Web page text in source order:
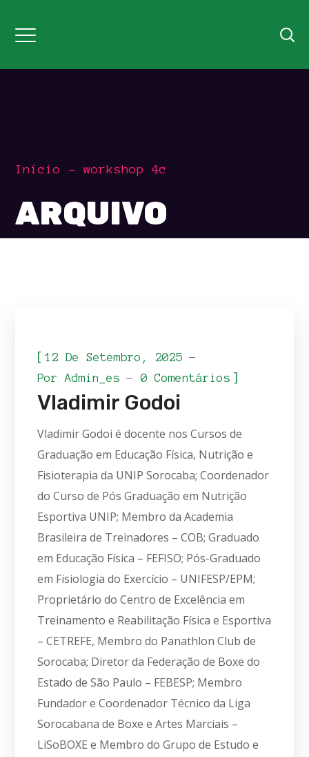
Início workshop 4c
ARQUIVO
[12 De Setembro, 2025
PorAdmin_es 0 Comentários ]
Vladimir Godoi
Vladimir Godoi é docente nos Cursos de
Graduação em Educação Física, Nutrição e
Fisioterapia da UNIP Sorocaba; Coordenador
do Curso de Pós Graduação em Nutrição
Esportiva UNIP; Membro da Academia
Brasileira de Treinadores – COB; Graduado
em Educação Física – FEFISO; Pós-Graduado
em Fisiologia do Exercício – UNIFESP/EPM;
Proprietário do Centro de Excelência em
Treinamento e Reabilitação Física e Esportiva
– CETREFE, Membro do Panathlon Club de
Sorocaba; Diretor da Federação de Boxe do
Estado de São Paulo – FEBESP; Membro
Fundador e Coordenador Técnico da Liga
Sorocabana de Boxe e Artes Marciais –
LiSoBOXE e Membro do Grupo de Estudo e